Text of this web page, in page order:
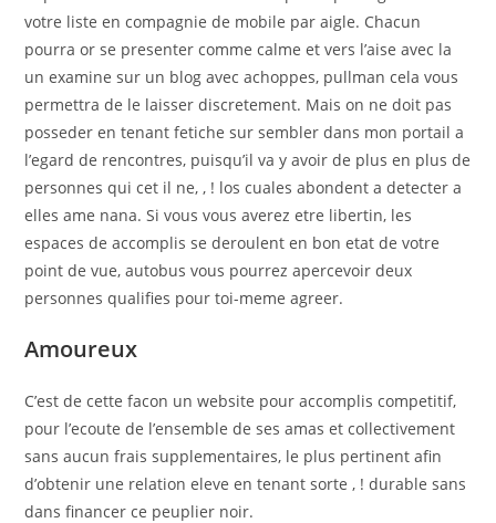
votre liste en compagnie de mobile par aigle. Chacun
pourra or se presenter comme calme et vers l’aise avec la
un examine sur un blog avec achoppes, pullman cela vous
permettra de le laisser discretement. Mais on ne doit pas
posseder en tenant fetiche sur sembler dans mon portail a
l’egard de rencontres, puisqu’il va y avoir de plus en plus de
personnes qui cet il ne, , ! los cuales abondent a detecter a
elles ame nana. Si vous vous averez etre libertin, les
espaces de accomplis se deroulent en bon etat de votre
point de vue, autobus vous pourrez apercevoir deux
personnes qualifies pour toi-meme agreer.
Amoureux
C’est de cette facon un website pour accomplis competitif,
pour l’ecoute de l’ensemble de ses amas et collectivement
sans aucun frais supplementaires, le plus pertinent afin
d’obtenir une relation eleve en tenant sorte , ! durable sans
dans financer ce peuplier noir.